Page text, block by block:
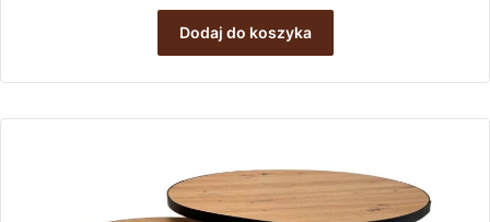
wynosiła:
1
500,00 zł.
Dodaj do koszyka